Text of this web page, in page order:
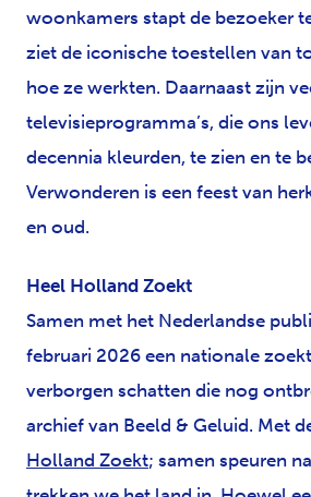
woonkamers stapt de bezoeker
ziet de iconische toestellen van
hoe ze werkten. Daarnaast zijn
televisieprogramma’s, die ons
decennia kleurden, te zien en te
Verwonderen is een feest van
en oud.
Heel Holland Zoekt
Samen met het Nederlandse
februari 2026 een nationale
verborgen schatten die nog
archief van Beeld & Geluid. Met
Holland Zoekt; samen speuren